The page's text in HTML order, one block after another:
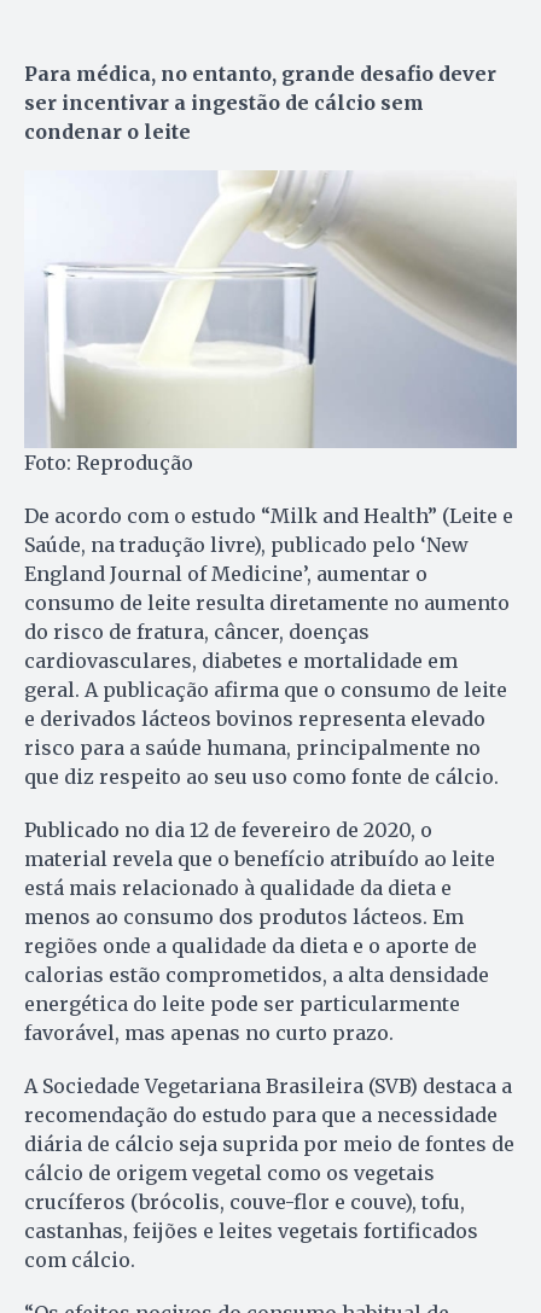
Para médica, no entanto, grande desafio dever
ser incentivar a ingestão de cálcio sem
condenar o leite
Foto: Reprodução
De acordo com o estudo “Milk and Health” (Leite e
Saúde, na tradução livre), publicado pelo ‘New
England Journal of Medicine’, aumentar o
consumo de leite resulta diretamente no aumento
do risco de fratura, câncer, doenças
cardiovasculares, diabetes e mortalidade em
geral. A publicação afirma que o consumo de leite
e derivados lácteos bovinos representa elevado
risco para a saúde humana, principalmente no
que diz respeito ao seu uso como fonte de cálcio.
Publicado no dia 12 de fevereiro de 2020, o
material revela que o benefício atribuído ao leite
está mais relacionado à qualidade da dieta e
menos ao consumo dos produtos lácteos. Em
regiões onde a qualidade da dieta e o aporte de
calorias estão comprometidos, a alta densidade
energética do leite pode ser particularmente
favorável, mas apenas no curto prazo.
A Sociedade Vegetariana Brasileira (SVB) destaca a
recomendação do estudo para que a necessidade
diária de cálcio seja suprida por meio de fontes de
cálcio de origem vegetal como os vegetais
crucíferos (brócolis, couve-flor e couve), tofu,
castanhas, feijões e leites vegetais fortificados
com cálcio.